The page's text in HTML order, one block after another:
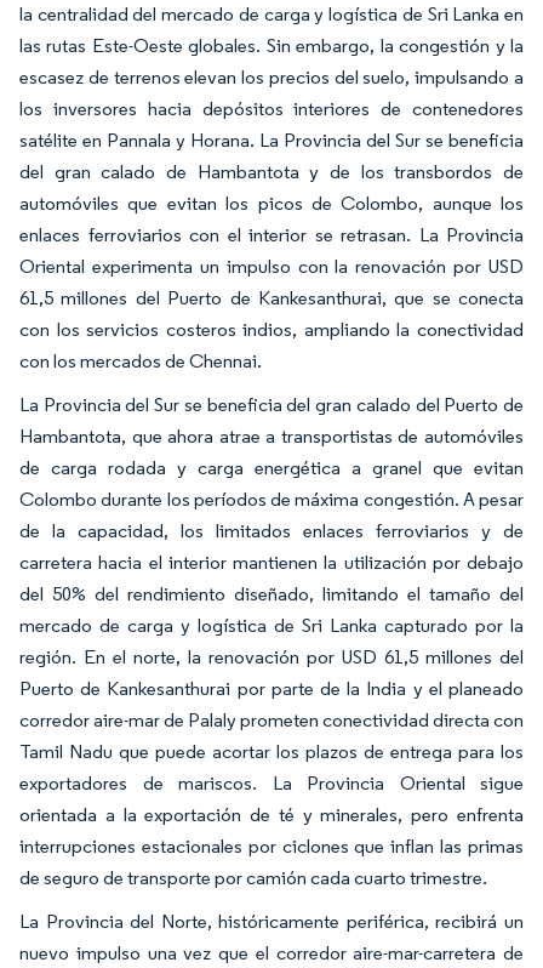
la centralidad del mercado de carga y logística de Sri Lanka en
las rutas Este-Oeste globales. Sin embargo, la congestión y la
escasez de terrenos elevan los precios del suelo, impulsando a
los inversores hacia depósitos interiores de contenedores
satélite en Pannala y Horana. La Provincia del Sur se beneficia
del gran calado de Hambantota y de los transbordos de
automóviles que evitan los picos de Colombo, aunque los
enlaces ferroviarios con el interior se retrasan. La Provincia
Oriental experimenta un impulso con la renovación por USD
61,5 millones del Puerto de Kankesanthurai, que se conecta
con los servicios costeros indios, ampliando la conectividad
con los mercados de Chennai.
La Provincia del Sur se beneficia del gran calado del Puerto de
Hambantota, que ahora atrae a transportistas de automóviles
de carga rodada y carga energética a granel que evitan
Colombo durante los períodos de máxima congestión. A pesar
de la capacidad, los limitados enlaces ferroviarios y de
carretera hacia el interior mantienen la utilización por debajo
del 50% del rendimiento diseñado, limitando el tamaño del
mercado de carga y logística de Sri Lanka capturado por la
región. En el norte, la renovación por USD 61,5 millones del
Puerto de Kankesanthurai por parte de la India y el planeado
corredor aire-mar de Palaly prometen conectividad directa con
Tamil Nadu que puede acortar los plazos de entrega para los
exportadores de mariscos. La Provincia Oriental sigue
orientada a la exportación de té y minerales, pero enfrenta
interrupciones estacionales por ciclones que inflan las primas
de seguro de transporte por camión cada cuarto trimestre.
La Provincia del Norte, históricamente periférica, recibirá un
nuevo impulso una vez que el corredor aire-mar-carretera de